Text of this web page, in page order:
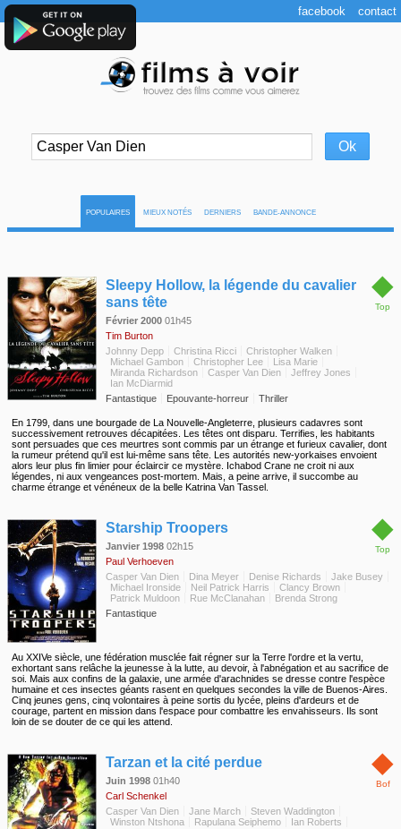
POPULAIRES MIEUX NOTÉS DERNIERS BANDE-ANNONCE
◆
Top
Sleepy Hollow, la légende du cavalier
sans tête
Février 2000 01h45
Tim Burton
Johnny Depp
Christina Ricci
Christopher Walken
Michael Gambon
Christopher Lee
Lisa Marie
Miranda Richardson
Casper Van Dien
Jeffrey Jones
Ian McDiarmid
Fantastique
Epouvante-horreur Thriller
En 1799, dans une bourgade de La Nouvelle-Angleterre, plusieurs cadavres sont
successivement retrouves décapitées. Les têtes ont disparu. Terrifies, les habitants
sont persuades que ces meurtres sont commis par un étrange et furieux cavalier, dont
la rumeur prétend qu'il est lui-même sans tête. Les autorités new-yorkaises envoient
alors leur plus fin limier pour éclaircir ce mystère. Ichabod Crane ne croit ni aux
légendes, ni aux vengeances post-mortem. Mais, a peine arrive, il succombe au
charme étrange et vénéneux de la belle Katrina Van Tassel.
◆
Top
Starship Troopers
Janvier 1998 02h15
Paul Verhoeven
Casper Van Dien
Dina Meyer Denise Richards
Jake Busey
Michael Ironside
Neil Patrick Harris
Clancy Brown
Patrick Muldoon
Rue McClanahan
Brenda Strong
Fantastique
Au XXIVe siècle, une fédération musclée fait régner sur la Terre l'ordre et la vertu,
exhortant sans relâche la jeunesse à la lutte, au devoir, à l'abnégation et au sacrifice de
soi. Mais aux confins de la galaxie, une armée d'arachnides se dresse contre l'espèce
humaine et ces insectes géants rasent en quelques secondes la ville de Buenos-Aires.
Cinq jeunes gens, cinq volontaires à peine sortis du lycée, pleins d'ardeurs et de
courage, partent en mission dans l'espace pour combattre les envahisseurs. Ils sont
loin de se douter de ce qui les attend.
◆
Bof
Tarzan et la cité perdue
Juin 1998 01h40
Carl Schenkel
Casper Van Dien
Jane March
Steven Waddington
Winston Ntshona
Rapulana Seiphemo
Ian Roberts
facebook contact